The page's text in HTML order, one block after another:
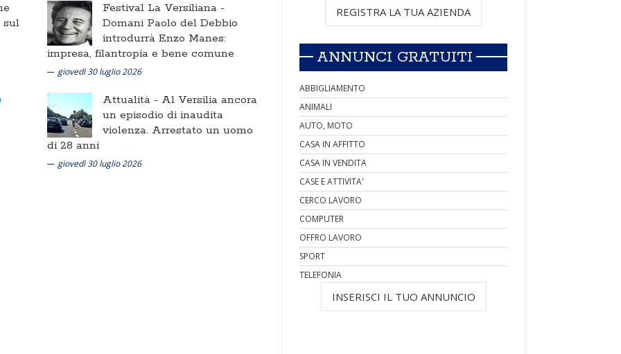
sul
Festival La Versiliana -
Domani Paolo del Debbio
introdurrà Enzo Manes:
impresa, filantropia e bene comune
giovedì 30 luglio 2026
Attualità - Al Versilia ancora
un episodio di inaudita
violenza. Arrestato un uomo
di 28 anni
giovedì 30 luglio 2026
REGISTRA LA TUA AZIENDA
ANNUNCI GRATUITI
ABBIGLIAMENTO
ANIMALI
AUTO, MOTO
CASA IN AFFITTO
CASA IN VENDITA
CASE E ATTIVITA'
CERCO LAVORO
COMPUTER
OFFRO LAVORO
SPORT
TELEFONIA
INSERISCI IL TUO ANNUNCIO